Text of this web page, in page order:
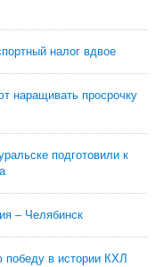
налог вдвое
наращивать просрочку
подготовили к
– Челябинск
в истории КХЛ